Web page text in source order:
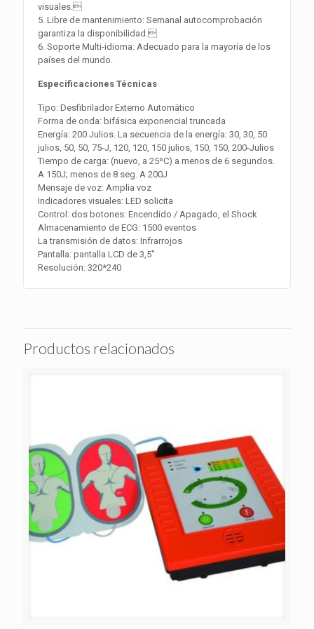
visuales.
5. Libre de mantenimiento: Semanal autocomprobación
garantiza la disponibilidad.
6. Soporte Multi-idioma: Adecuado para la mayoría de los
países del mundo.
Especificaciones Técnicas
Tipo: Desfibrilador Externo Automático
Forma de onda: bifásica exponencial truncada
Energía: 200 Julios. La secuencia de la energía: 30, 30, 50
julios, 50, 50, 75-J, 120, 120, 150 julios, 150, 150, 200-Julios
Tiempo de carga: (nuevo, a 25ºC) a menos de 6 segundos.
A 150J; menos de 8 seg. A 200J
Mensaje de voz: Amplia voz
Indicadores visuales: LED solicita
Control: dos botones: Encendido / Apagado, el Shock
Almacenamiento de ECG: 1500 eventos
La transmisión de datos: Infrarrojos
Pantalla: pantalla LCD de 3,5″
Resolución: 320*240
Productos relacionados